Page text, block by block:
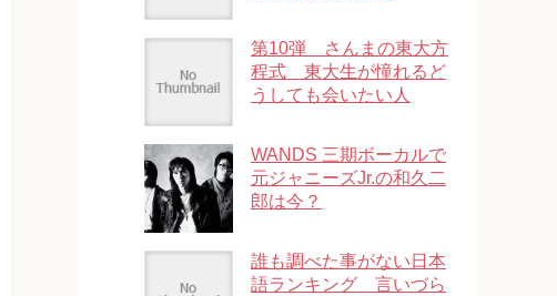
第10弾 さんまの東大方
程式 東大生が憧れるど
うしても会いたい人
WANDS 三期ボーカルで
元ジャニーズJr.の和久二
郎は今？
誰も調べた事がない日本
語ランキング 言いづら